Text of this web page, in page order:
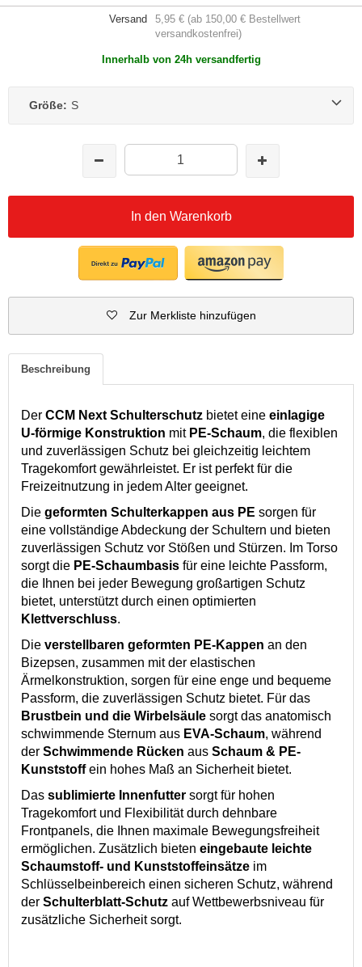
Versand
5,95 € (ab 150,00 € Bestellwert
versandkostenfrei)
Innerhalb von 24h versandfertig
Größe: S
In den Warenkorb
Zur Merkliste hinzufügen
Beschreibung
Der CCM Next Schulterschutz bietet eine einlagige
U-förmige Konstruktion mit PE-Schaum, die flexiblen
und zuverlässigen Schutz bei gleichzeitig leichtem
Tragekomfort gewährleistet. Er ist perfekt für die
Freizeitnutzung in jedem Alter geeignet.
Die geformten Schulterkappen aus PE sorgen für
eine vollständige Abdeckung der Schultern und bieten
zuverlässigen Schutz vor Stößen und Stürzen. Im Torso
sorgt die PE-Schaumbasis für eine leichte Passform,
die Ihnen bei jeder Bewegung großartigen Schutz
bietet, unterstützt durch einen optimierten
Klettverschluss.
Die verstellbaren geformten PE-Kappen an den
Bizepsen, zusammen mit der elastischen
Ärmelkonstruktion, sorgen für eine enge und bequeme
Passform, die zuverlässigen Schutz bietet. Für das
Brustbein und die Wirbelsäule sorgt das anatomisch
schwimmende Sternum aus EVA-Schaum, während
der Schwimmende Rücken aus Schaum & PE-
Kunststoffein hohes Maß an Sicherheit bietet.
Das sublimierte Innenfutter sorgt für hohen
Tragekomfort und Flexibilität durch dehnbare
Frontpanels, die Ihnen maximale Bewegungsfreiheit
ermöglichen. Zusätzlich bieten eingebaute leichte
Schaumstoff- und Kunststoffeinsätze im
Schlüsselbeinbereich einen sicheren Schutz, während
der Schulterblatt-Schutz auf Wettbewerbsniveau für
zusätzliche Sicherheit sorgt.